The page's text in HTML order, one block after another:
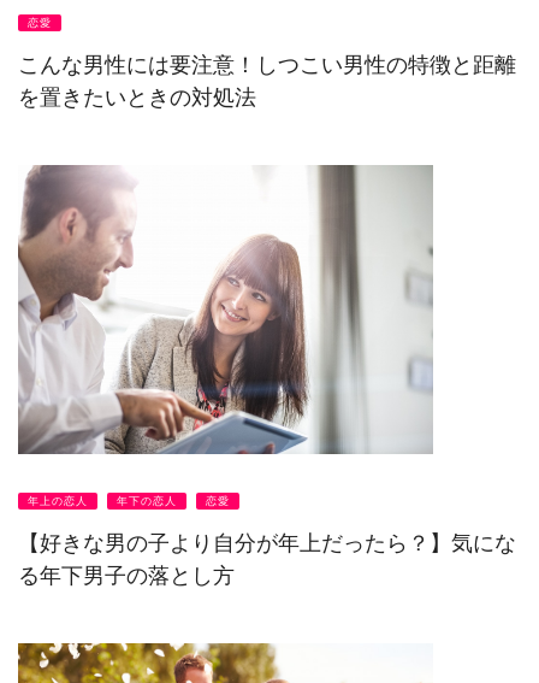
恋愛
こんな男性には要注意！しつこい男性の特徴と距離
を置きたいときの対処法
年上の恋人 年下の恋人 恋愛
【好きな男の子より自分が年上だったら？】気にな
る年下男子の落とし方